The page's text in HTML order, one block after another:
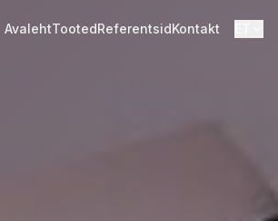
AvalehtTootedReferentsidKontakt